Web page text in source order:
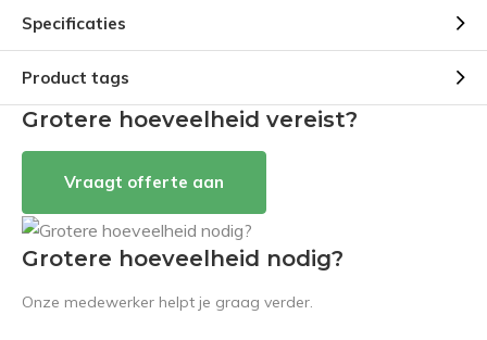
Specificaties
Product tags
Grotere hoeveelheid vereist?
Vraagt offerte aan
Grotere hoeveelheid nodig?
Onze medewerker helpt je graag verder.